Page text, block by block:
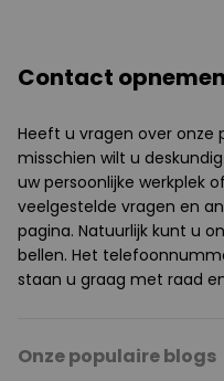
Contact opnemen
Heeft u vragen over onze
misschien wilt u
uw persoonlijke werkplek
veelgestelde vragen en
pagina. Natuurlijk kunt u
bellen. Het
staan u graag met raad
Onze populaire blogs